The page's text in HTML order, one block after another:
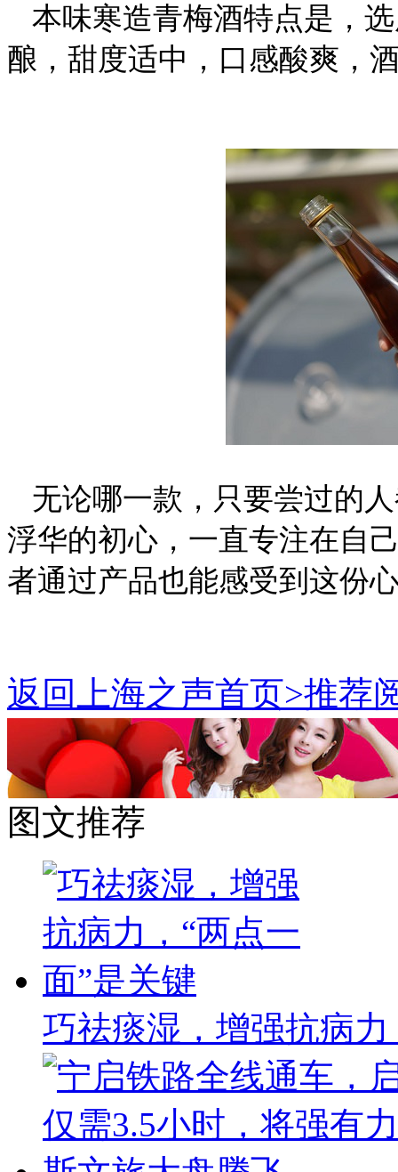
本味寒造青梅酒特点是，
酿，甜度适中，口感酸爽，
无论哪一款，只要尝过的
浮华的初心，一直专注在自
者通过产品也能感受到这份
返回上海之声首页>推荐
图文推荐
巧祛痰湿，增强抗病